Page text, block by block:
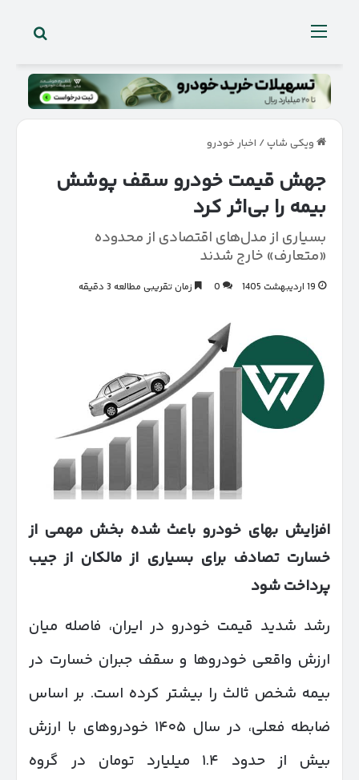
منو
ویکی شاپ/ اخبار خودرو
جهش قیمت خودرو سقف پوشش
بیمه را بی‌اثر کرد
بسیاری از مدل‌های اقتصادی از محدوده
«متعارف» خارج شدند
19 اردیبهشت 1405 0 زمان تقریبی مطالعه 3 دقیقه
افزایش بهای خودرو باعث شده بخش مهمی از
خسارت تصادف برای بسیاری از مالکان از جیب
پرداخت شود
رشد شدید قیمت خودرو در ایران، فاصله میان
ارزش واقعی خودروها و سقف جبران خسارت در
بیمه شخص ثالث را بیشتر کرده است. بر اساس
ضابطه فعلی، در سال ۱۴۰۵ خودروهای با ارزش
بیش از حدود ۱.۴ میلیارد تومان در گروه